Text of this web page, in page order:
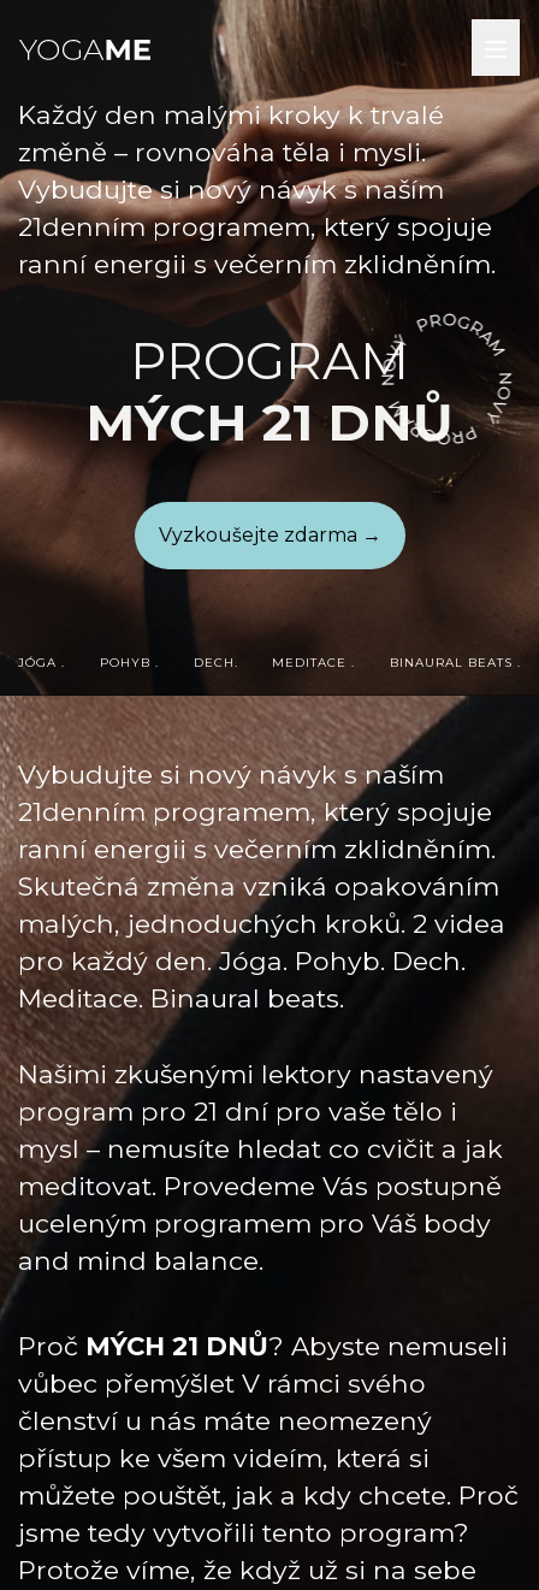
Každý den malými kroky k trvalé
změně – rovnováha těla i mysli.
Vybudujte si nový návyk s naším
21denním programem, který spojuje
ranní energii s večerním zklidněním.
PROGRAM
MÝCH 21 DNŮ
Vyzkoušejte zdarma →
JÓGA . POHYB . DECH. MEDITACE . BINAURAL BEATS .
Vybudujte si nový návyk s naším
21denním programem, který spojuje
ranní energii s večerním zklidněním.
Skutečná změna vzniká opakováním
malých, jednoduchých kroků. 2 videa
pro každý den. Jóga. Pohyb. Dech.
Meditace. Binaural beats.
Našimi zkušenými lektory nastavený
program pro 21 dní pro vaše tělo i
mysl – nemusíte hledat co cvičit a jak
meditovat. Provedeme Vás postupně
uceleným programem pro Váš body
and mind balance.
Proč MÝCH 21 DNŮ? Abyste nemuseli
vůbec přemýšlet V rámci svého
členství u nás máte neomezený
přístup ke všem videím, která si
můžete pouštět, jak a kdy chcete. Proč
jsme tedy vytvořili tento program?
Protože víme, že když už si na sebe